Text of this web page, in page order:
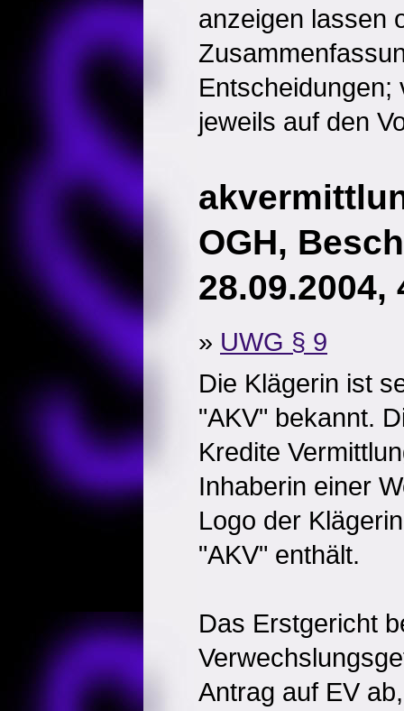
anzeigen lassen
Entscheidungen;
jeweils auf den
OGH,
28.09.2004,
» UWG § 9
Die Klägerin ist
"AKV" bekannt.
Kredite
Inhaberin einer
Logo der
"AKV" enthält.
Das Erstgericht
Antrag auf EV